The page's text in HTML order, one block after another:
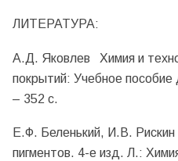
ЛИТЕРАТУРА:
А.Д. Яковлев Химия и
покрытий: Учебное
– 352 с.
Е.Ф. Беленький, И.В.
пигментов. 4-е изд. Л.: